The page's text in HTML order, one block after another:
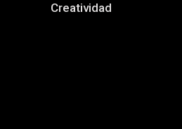
Creatividad